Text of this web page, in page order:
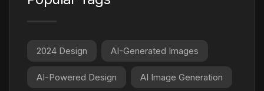
2024 Design AI-Generated Images
AI-Powered Design AI Image Generation